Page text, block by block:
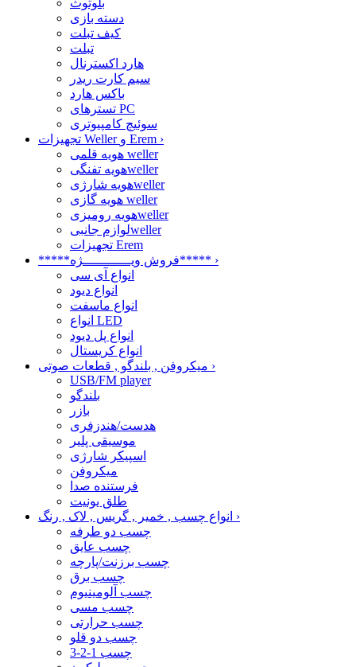
بلوتوث
دسته بازی
کیف تبلت
تبلت
هارد اکسترنال
سیم کارت ریدر
باکس هارد
تسترهای PC
سوئیچ کامپیوتری
تجهیزات Weller و Erem ›
هویه قلمی weller
هویه تفنگیweller
هویه شارژیweller
هویه گازی weller
هویه رومیزیweller
لوازم جانبیweller
تجهیزات Erem
*****فروش ویــــــــــــژه***** ›
انواع آی سی
انواع دیود
انواع ماسفت
انواع LED
انواع پل دیود
انواع کریستال
›
USB/FM player
بلندگو
بازر
هدست/هندزفری
موسیقی پلیر
اسپیکر شارژی
میکروفن
فرستنده صدا
طلق یونیت
›
چسب دو طرفه
چسب عایق
چسب برزنت/پارچه
چسب برق
چسب آلومینیوم
چسب مسی
چسب حرارتی
چسب دو قلو
چسب 1-2-3